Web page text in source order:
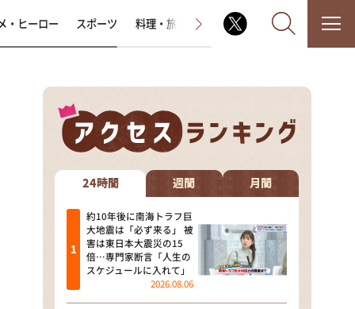
なるみ・岡村の過ぎるTV
相席食堂
これ余談なんですけど・・・
～人生密着トークバラエティ！
～ やすとものいたって真剣です
探偵！ナイトスクープ
・ヒーロー スポーツ 料理・旅 ラジオ番組 その他
24時間 週間 月間
約10年後に南海トラフ巨
大地震は「必ず来る」 被
害は東日本大震災の15
倍…専門家断言「人生の
スケジュールに入れて」
2026.08.06